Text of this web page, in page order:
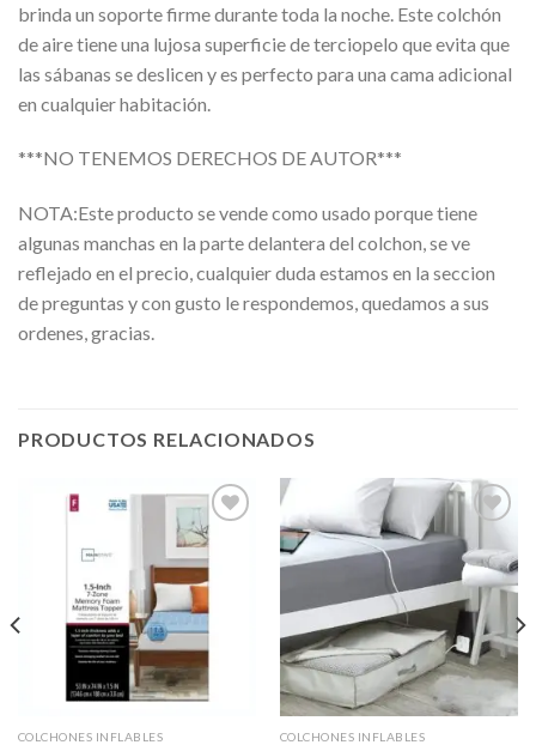
brinda un soporte firme durante toda la noche. Este colchón
de aire tiene una lujosa superficie de terciopelo que evita que
las sábanas se deslicen y es perfecto para una cama adicional
en cualquier habitación.
***NO TENEMOS DERECHOS DE AUTOR***
NOTA:Este producto se vende como usado porque tiene
algunas manchas en la parte delantera del colchon, se ve
reflejado en el precio, cualquier duda estamos en la seccion
de preguntas y con gusto le respondemos, quedamos a sus
ordenes, gracias.
PRODUCTOS RELACIONADOS
Añadir
lista de
deseos
COLCHONES INFLABLES
Añadir
a la
lista de
deseos
COLCHONES INFLABLES